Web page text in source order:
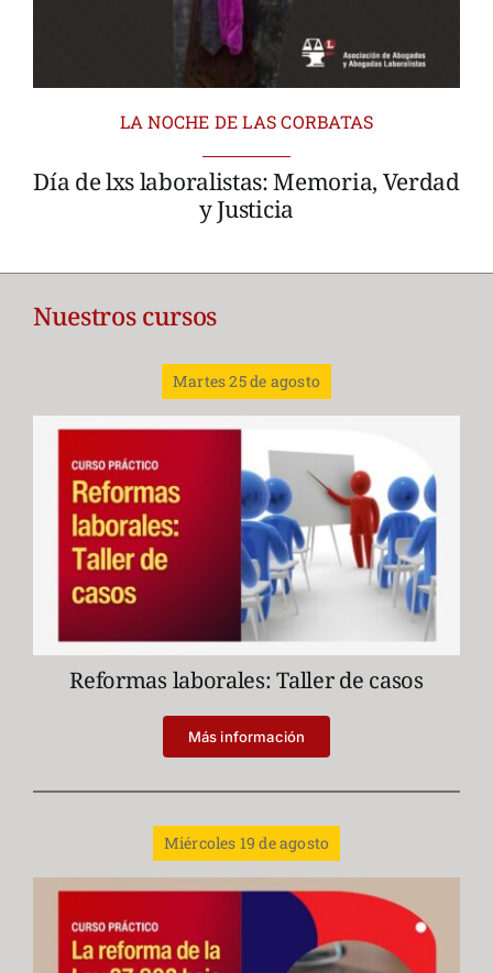
LA NOCHE DE LAS CORBATAS
Día de lxs laboralistas: Memoria, Verdad
y Justicia
Nuestros cursos
Martes 25 de agosto
Reformas laborales: Taller de casos
Más información
Miércoles 19 de agosto